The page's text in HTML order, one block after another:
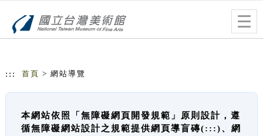
::: 首頁 > 網站導覽
本網站依照「無障礙網頁開發規範」原則設計，遵
循無障礙網站設計之規範提供網頁導盲磚(:::)、網